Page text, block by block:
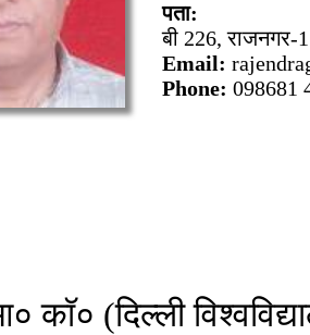
पता:
बी 226, राजनगर-
Email:
Phone: 098681
कॉ० (दिल्ली